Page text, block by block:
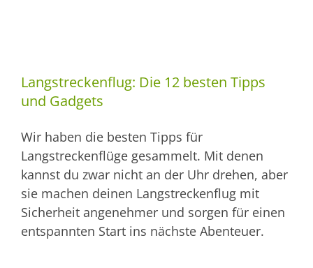
Langstreckenflug: Die 12 besten Tipps
und Gadgets
Wir haben die besten Tipps für
Langstreckenflüge gesammelt. Mit denen
kannst du zwar nicht an der Uhr drehen, aber
sie machen deinen Langstreckenflug mit
Sicherheit angenehmer und sorgen für einen
entspannten Start ins nächste Abenteuer.